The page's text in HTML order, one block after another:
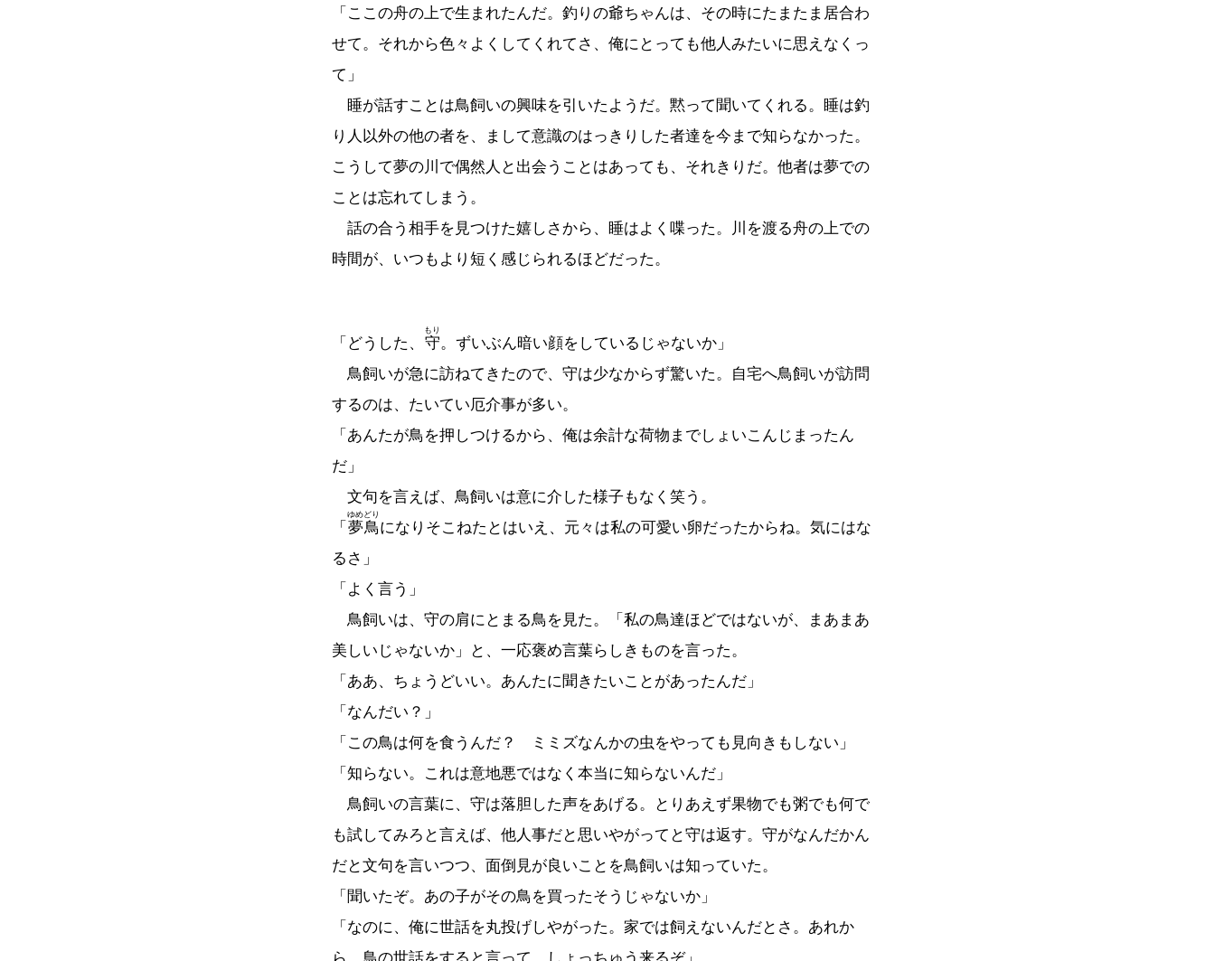
「ここの舟の上で生まれたんだ。釣りの爺ちゃんは、その時にたまたま居合わ
せて。それから色々よくしてくれてさ、俺にとっても他人みたいに思えなくっ
て」
睡が話すことは鳥飼いの興味を引いたようだ。黙って聞いてくれる。睡は釣
り人以外の他の者を、まして意識のはっきりした者達を今まで知らなかった。
こうして夢の川で偶然人と出会うことはあっても、それきりだ。他者は夢での
ことは忘れてしまう。
話の合う相手を見つけた嬉しさから、睡はよく喋った。川を渡る舟の上での
時間が、いつもより短く感じられるほどだった。
「どうした、 守
もり
。ずいぶん暗い顔をしているじゃないか」
鳥飼いが急に訪ねてきたので、守は少なからず驚いた。自宅へ鳥飼いが訪問
するのは、たいてい厄介事が多い。
「あんたが鳥を押しつけるから、俺は余計な荷物までしょいこんじまったん
だ」
文句を言えば、鳥飼いは意に介した様子もなく笑う。
「 夢鳥
ゆめどり
になりそこねたとはいえ、元々は私の可愛い卵だったからね。気にはな
るさ」
「よく言う」
鳥飼いは、守の肩にとまる鳥を見た。「私の鳥達ほどではないが、まあまあ
美しいじゃないか」と、一応褒め言葉らしきものを言った。
「ああ、ちょうどいい。あんたに聞きたいことがあったんだ」
「なんだい？」
「この鳥は何を食うんだ？ ミミズなんかの虫をやっても見向きもしない」
「知らない。これは意地悪ではなく本当に知らないんだ」
鳥飼いの言葉に、守は落胆した声をあげる。とりあえず果物でも粥でも何で
も試してみろと言えば、他人事だと思いやがってと守は返す。守がなんだかん
だと文句を言いつつ、面倒見が良いことを鳥飼いは知っていた。
「聞いたぞ。あの子がその鳥を買ったそうじゃないか」
「なのに、俺に世話を丸投げしやがった。家では飼えないんだとさ。あれか